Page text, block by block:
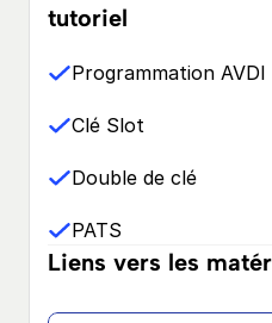
tutoriel
Programmation AVDI
Clé Slot
Double de clé
PATS
Liens vers les